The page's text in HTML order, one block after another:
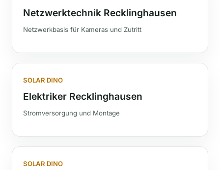
Netzwerktechnik Recklinghausen
Netzwerkbasis für Kameras und Zutritt
SOLAR DINO
Elektriker Recklinghausen
Stromversorgung und Montage
SOLAR DINO